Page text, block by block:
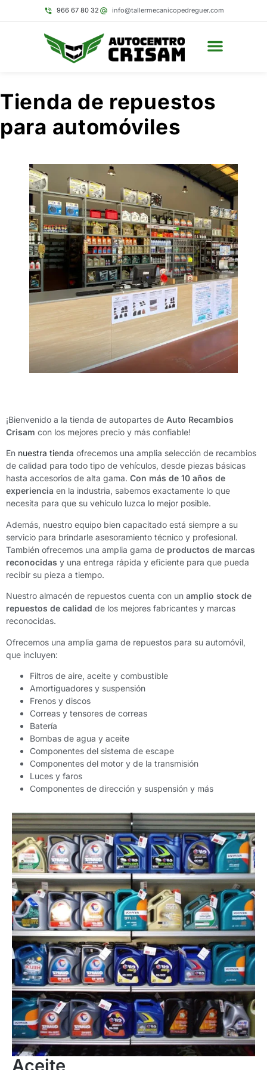
966 67 80 32 info@tallermecanicopedreguer.com
Tienda de repuestos
para automóviles
¡Bienvenido a la tienda de autopartes de Auto Recambios
Crisam con los mejores precio y más confiable!
En nuestra tienda ofrecemos una amplia selección de recambios
de calidad para todo tipo de vehículos, desde piezas básicas
hasta accesorios de alta gama. Con más de 10 años de
experiencia en la industria, sabemos exactamente lo que
necesita para que su vehículo luzca lo mejor posible.
Además, nuestro equipo bien capacitado está siempre a su
servicio para brindarle asesoramiento técnico y profesional.
También ofrecemos una amplia gama de productos de marcas
reconocidas y una entrega rápida y eficiente para que pueda
recibir su pieza a tiempo.
Nuestro almacén de repuestos cuenta con un amplio stock de
repuestos de calidad de los mejores fabricantes y marcas
reconocidas.
Ofrecemos una amplia gama de repuestos para su automóvil,
que incluyen:
Filtros de aire, aceite y combustible
Amortiguadores y suspensión
Frenos y discos
Correas y tensores de correas
Batería
Bombas de agua y aceite
Componentes del sistema de escape
Componentes del motor y de la transmisión
Luces y faros
Componentes de dirección y suspensión y más
Aceite